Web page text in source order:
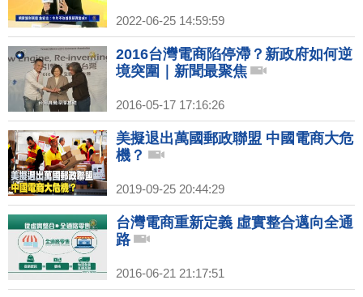
2022-06-25 14:59:59
2016台灣電商陷停滯？新政府如何逆
境突圍｜新聞最聚焦
2016-05-17 17:16:26
美擬退出萬國郵政聯盟 中國電商大危
機？
2019-09-25 20:44:29
台灣電商重新定義 虛實整合邁向全通
路
2016-06-21 21:17:51